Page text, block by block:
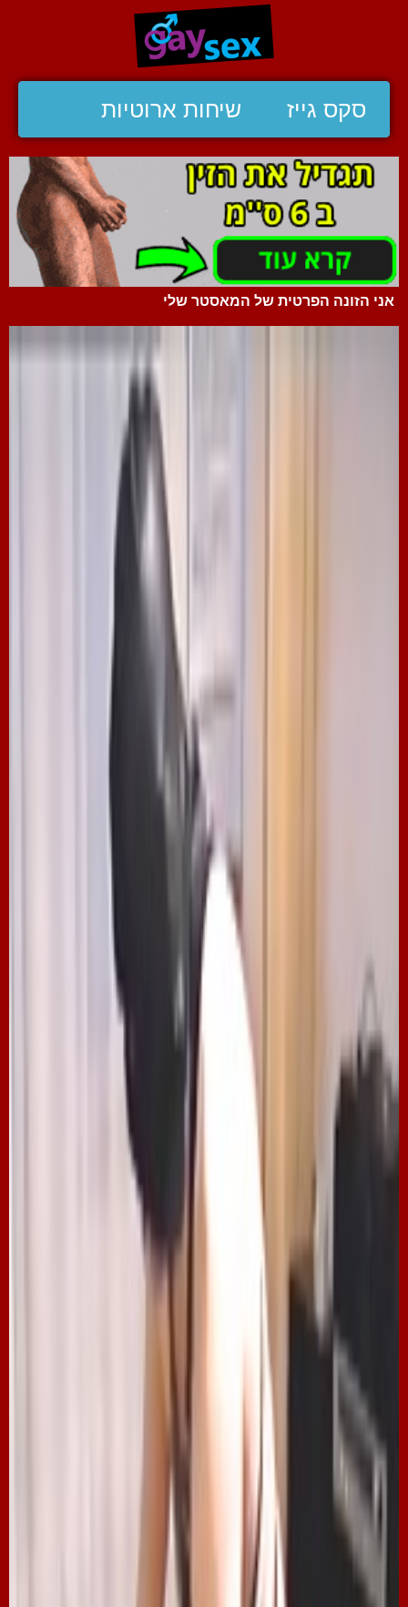
סקס גייז שיחות ארוטיות
אני הזונה הפרטית של המאסטר שלי